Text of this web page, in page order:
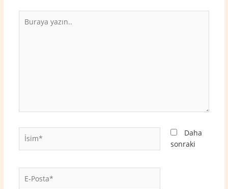
yazın..
İsim*
Posta*
Daha
sonraki